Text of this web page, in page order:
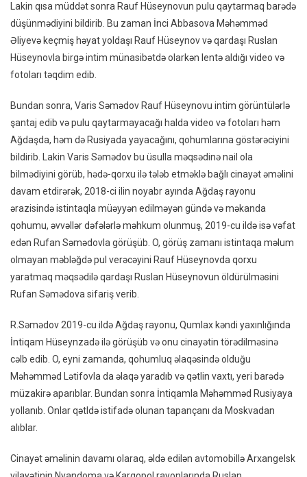
Lakin qısa müddət sonra Rauf Hüseynovun pulu qaytarmaq barədə
düşünmədiyini bildirib. Bu zaman İnci Abbasova Məhəmməd
Əliyevə keçmiş həyat yoldaşı Rauf Hüseynov və qardaşı Ruslan
Hüseynovla birgə intim münasibətdə olarkən lentə aldığı video və
fotoları təqdim edib.
Bundan sonra, Varis Səmədov Rauf Hüseynovu intim görüntülərlə
şantaj edib və pulu qaytarmayacağı halda video və fotoları həm
Ağdaşda, həm də Rusiyada yayacağını, qohumlarına göstərəciyini
bildirib. Lakin Varis Səmədov bu üsulla məqsədinə nail ola
bilmədiyini görüb, hədə-qorxu ilə tələb etməklə bağlı cinayət əməlini
davam etdirərək, 2018-ci ilin noyabr ayında Ağdaş rayonu
ərazisində istintaqla müəyyən edilməyən gündə və məkanda
qohumu, əvvəllər dəfələrlə məhkum olunmuş, 2019-cu ildə isə vəfat
edən Rufan Səmədovla görüşüb. O, görüş zamanı istintaqa məlum
olmayan məbləğdə pul verəcəyini Rauf Hüseynovda qorxu
yaratmaq məqsədilə qardaşı Ruslan Hüseynovun öldürülməsini
Rufan Səmədova sifariş verib.
R.Səmədov 2019-cu ildə Ağdaş rayonu, Qumlax kəndi yaxınlığında
İntiqam Hüseynzadə ilə görüşüb və onu cinayətin törədilməsinə
cəlb edib. O, eyni zamanda, qohumluq əlaqəsində olduğu
Məhəmməd Lətifovla da əlaqə yaradıb və qətlin vaxtı, yeri barədə
müzakirə aparıblar. Bundan sonra İntiqamla Məhəmməd Rusiyaya
yollanıb. Onlar qətldə istifadə olunan tapançanı da Moskvadan
alıblar.
Cinayət əməlinin davamı olaraq, əldə edilən avtomobillə Arxangelsk